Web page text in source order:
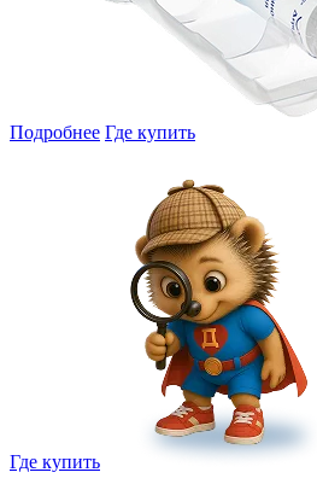
Подробнее Где купить
Где купить